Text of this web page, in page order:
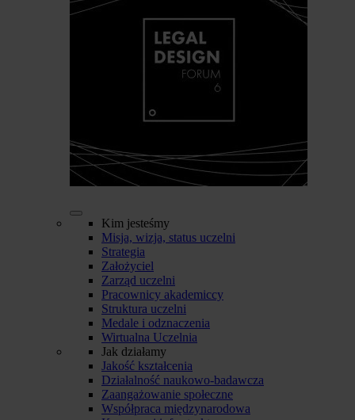
Kim jesteśmy
Misja, wizja, status uczelni
Strategia
Założyciel
Zarząd uczelni
Pracownicy akademiccy
Struktura uczelni
Medale i odznaczenia
Wirtualna Uczelnia
Jak działamy
Jakość kształcenia
Działalność naukowo-badawcza
Zaangażowanie społeczne
Współpraca międzynarodowa